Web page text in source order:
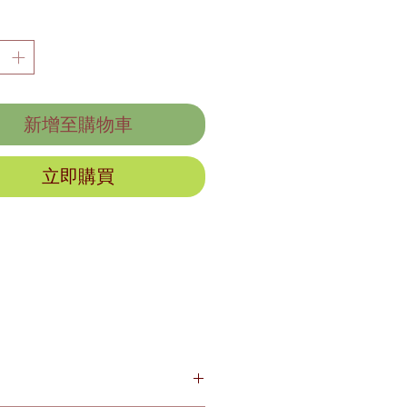
新增至購物車
立即購買